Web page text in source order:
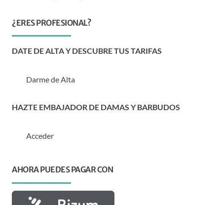
¿ERES PROFESIONAL?
DATE DE ALTA Y DESCUBRE TUS TARIFAS
Darme de Alta
HAZTE EMBAJADOR DE DAMAS Y BARBUDOS
Acceder
AHORA PUEDES PAGAR CON